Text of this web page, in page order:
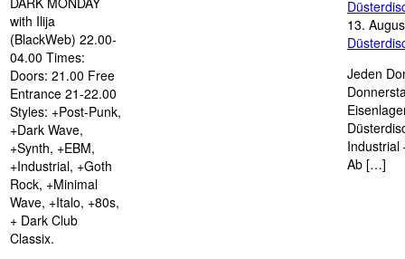
with Ilija
(BlackWeb) 22.00-
04.00 Times:
Doors: 21.00 Free
Entrance 21-22.00
Styles: +Post-Punk,
+Dark Wave,
+Synth, +EBM,
+Industrial, +Goth
Rock, +Minimal
Wave, +Italo, +80s,
+ Dark Club
Classix.
13.
Jeden
Industrial
Ab […]